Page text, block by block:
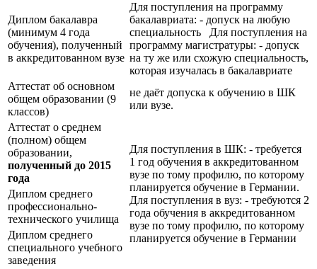
Диплом бакалавра
(минимум 4 года
обучения), полученный
в аккредитованном вузе
Для поступления на программу
бакалавриата: - допуск на любую
специальность Для поступления на
программу магистратуры: - допуск
на ту же или схожую специальность,
которая изучалась в бакалавриате
Аттестат об основном
общем образовании (9
классов)
не даёт допуска к обучению в ШК
или вузе.
Аттестат о среднем
(полном) общем
образовании,
полученный до 2015
года
Для поступления в ШК: - требуется
1 год обучения в аккредитованном
вузе по тому профилю, по которому
планируется обучение в Германии.
Для поступления в вуз: - требуются 2
года обучения в аккредитованном
вузе по тому профилю, по которому
планируется обучение в Германии
Диплом среднего
профессионально-
технического училища
Диплом среднего
специального учебного
заведения